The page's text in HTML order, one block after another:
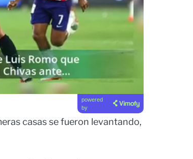
powered
by
casas se fueron levantando,